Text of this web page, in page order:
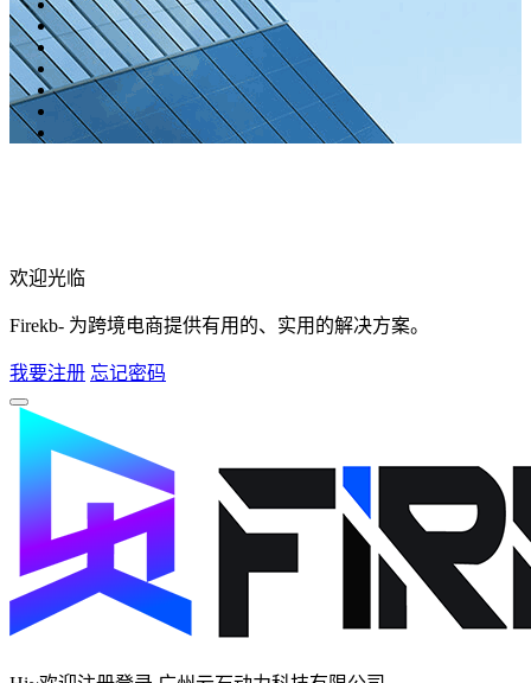
欢迎光临
Firekb- 为跨境电商提供有用的、实用的解决方案。
我要注册 忘记密码